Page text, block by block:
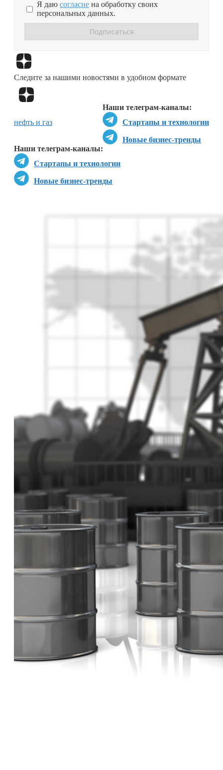
Я даю согласие на обработку своих
персональных данных.
Следите за нашими новостями в удобном формате
Наши телеграм-каналы:
Стартапы и технологии
Новые бизнес-тренды
Наши телеграм-каналы:
Стартапы и технологии
Новые бизнес-тренды
нефть и газ